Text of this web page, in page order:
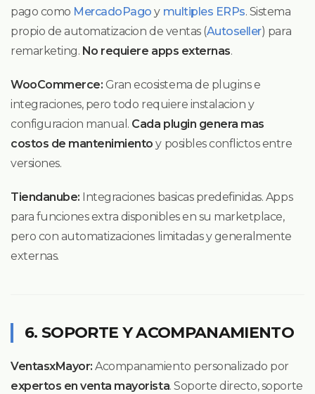
pago como MercadoPago y multiples ERPs. Sistema
propio de automatizacion de ventas (Autoseller) para
remarketing. No requiere apps externas.
WooCommerce: Gran ecosistema de plugins e
integraciones, pero todo requiere instalacion y
configuracion manual. Cada plugin genera mas
costos de mantenimiento y posibles conflictos entre
versiones.
Tiendanube: Integraciones basicas predefinidas. Apps
para funciones extra disponibles en su marketplace,
pero con automatizaciones limitadas y generalmente
externas.
6. SOPORTE Y ACOMPANAMIENTO
VentasxMayor: Acompanamiento personalizado por
expertos en venta mayorista. Soporte directo, soporte